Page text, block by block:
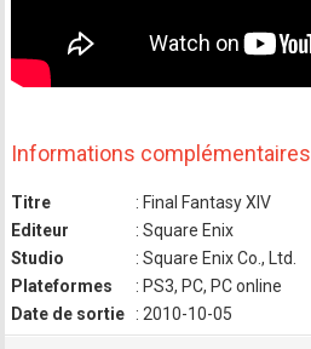
Informations complémentaires
Titre
: Final Fantasy XIV
Editeur
: Square Enix
Studio
: Square Enix Co., Ltd.
Plateformes
: PS3, PC, PC online
Date de sortie
: 2010-10-05